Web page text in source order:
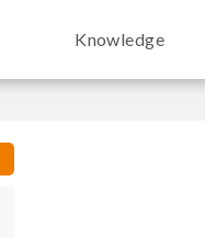
Knowledge